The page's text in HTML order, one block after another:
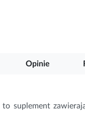
to suplement
Opinie